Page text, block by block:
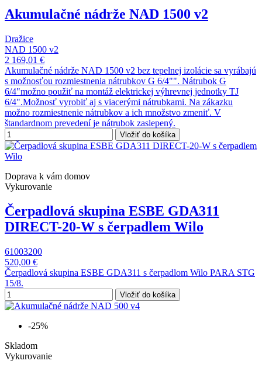
Akumulačné nádrže NAD 1500 v2
Dražice
NAD 1500 v2
2 169,01 €
Akumulačné nádrže NAD 1500 v2 bez tepelnej izolácie sa vyrábajú
s možnosťou rozmiestnenia nátrubkov G 6/4"". Nátrubok G
6/4"možno použiť na montáž elektrickej výhrevnej jednotky TJ
6/4".Možnosť vyrobiť aj s viacerými nátrubkami. Na zákazku
možno rozmiestnenie nátrubkov a ich množstvo zmeniť. V
štandardnom prevedení je nátrubok zaslepený.
Vložiť do košíka
Doprava k vám domov
Vykurovanie
Čerpadlová skupina ESBE GDA311
DIRECT-20-W s čerpadlem Wilo
61003200
520,00 €
Čerpadlová skupina ESBE GDA311 s čerpadlom Wilo PARA STG
15/8.
Vložiť do košíka
-25%
Skladom
Vykurovanie